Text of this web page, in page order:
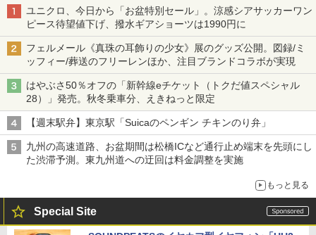
ユニクロ、今日から「お盆特別セール」。涼感シアサッカーワン
ピース待望値下げ、撥水ギアショーツは1990円に
フェルメール《真珠の耳飾りの少女》展のグッズ公開。図録/ミ
ッフィー/葬送のフリーレンほか、注目ブランドコラボが実現
はやぶさ50％オフの「新幹線eチケット（トクだ値スペシャル
28）」発売。秋冬乗車分、えきねっと限定
【週末駅弁】東京駅「Suicaのペンギン チキンのり弁」
九州の高速道路、お盆期間は松橋ICなど通行止め端末を先頭にし
た渋滞予測。東九州道への迂回は料金調整を実施
もっと見る
Special Site